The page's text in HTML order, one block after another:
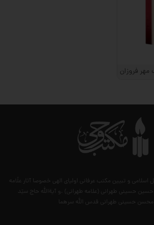
فروزان
اسلامی و تبیین مکتب عرفانی اولیای الهی خصوصا آثار علّامه
حسینی طهرانی (علامه طهرانی) .و آیةالله حاج سیّد
حسینی طهرانی قدس الله سرهما